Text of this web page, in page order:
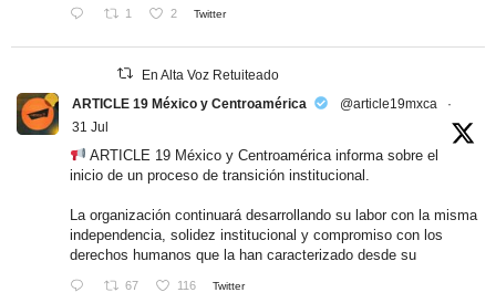
1 2 Twitter
En Alta Voz Retuiteado
ARTICLE 19 México y Centroamérica
@article19mxca
·
31 Jul
ARTICLE 19 México y Centroamérica informa sobre el
inicio de un proceso de transición institucional.
La organización continuará desarrollando su labor con la misma
independencia, solidez institucional y compromiso con los
derechos humanos que la han caracterizado desde su
67 116 Twitter